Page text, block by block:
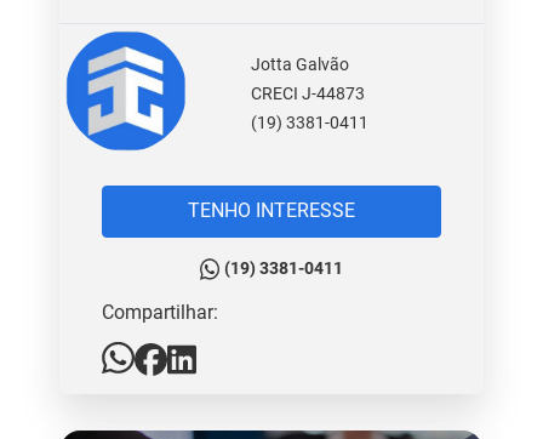
Jotta Galvão
CRECI J-44873
(19) 3381-0411
TENHO INTERESSE
(19) 3381-0411
Compartilhar: